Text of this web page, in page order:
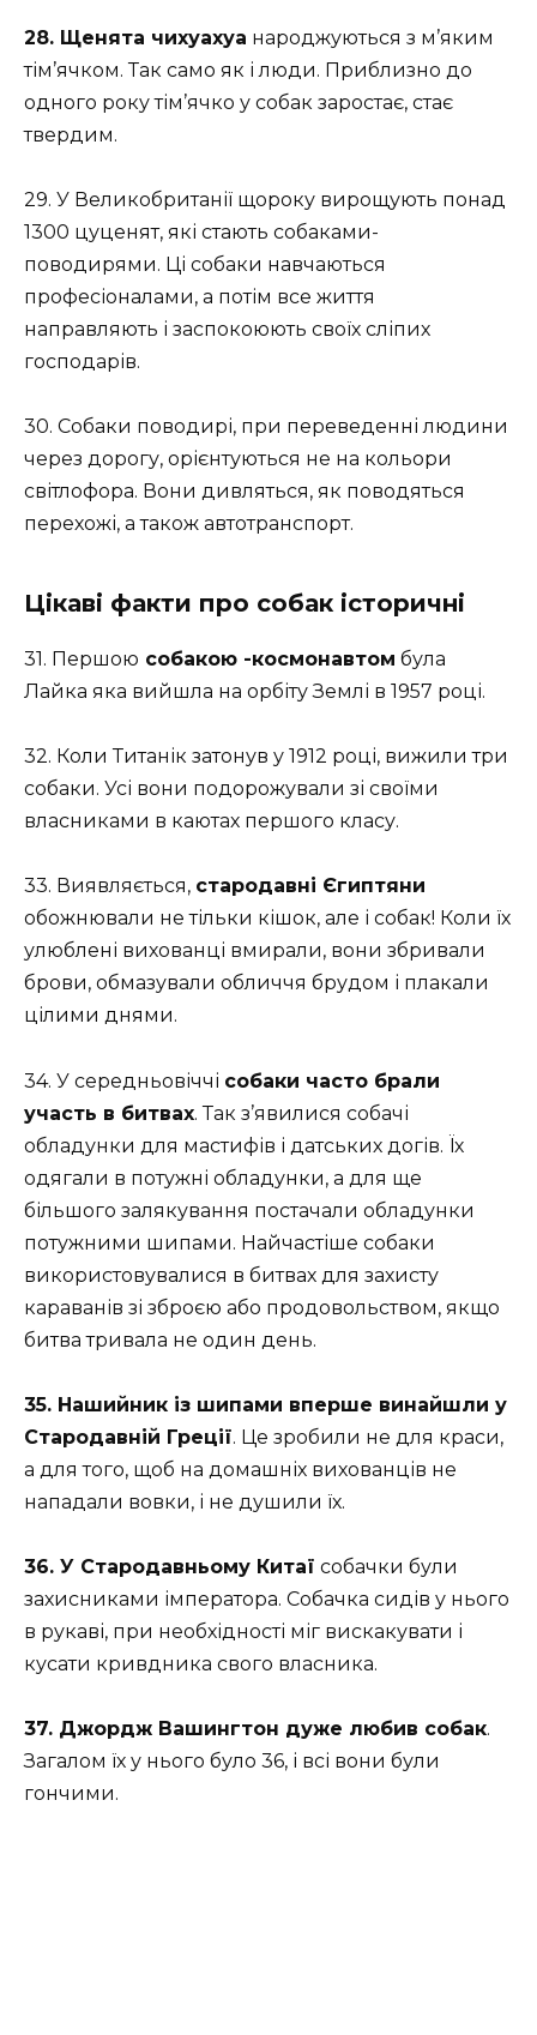
28. Щенята чихуахуа народжуються з м’яким
тім’ячком. Так само як і люди. Приблизно до
одного року тім’ячко у собак заростає, стає
твердим.
29. У Великобританії щороку вирощують понад
1300 цуценят, які стають собаками-
поводирями. Ці собаки навчаються
професіоналами, а потім все життя
направляють і заспокоюють своїх сліпих
господарів.
30. Собаки поводирі, при переведенні людини
через дорогу, орієнтуються не на кольори
світлофора. Вони дивляться, як поводяться
перехожі, а також автотранспорт.
Цікаві факти про собак історичні
31. Першою собакою -космонавтом була
Лайка яка вийшла на орбіту Землі в 1957 році.
32. Коли Титанік затонув у 1912 році, вижили три
собаки. Усі вони подорожували зі своїми
власниками в каютах першого класу.
33. Виявляється, стародавні Єгиптяни
обожнювали не тільки кішок, але і собак! Коли їх
улюблені вихованці вмирали, вони збривали
брови, обмазували обличчя брудом і плакали
цілими днями.
34. У середньовіччі собаки часто брали
участь в битвах. Так з’явилися собачі
обладунки для мастифів і датських догів. Їх
одягали в потужні обладунки, а для ще
більшого залякування постачали обладунки
потужними шипами. Найчастіше собаки
використовувалися в битвах для захисту
караванів зі зброєю або продовольством, якщо
битва тривала не один день.
35. Нашийник із шипами вперше винайшли у
Стародавній Греції. Це зробили не для краси,
а для того, щоб на домашніх вихованців не
нападали вовки, і не душили їх.
36. У Стародавньому Китаї собачки були
захисниками імператора. Собачка сидів у нього
в рукаві, при необхідності міг вискакувати і
кусати кривдника свого власника.
37. Джордж Вашингтон дуже любив собак.
Загалом їх у нього було 36, і всі вони були
гончими.